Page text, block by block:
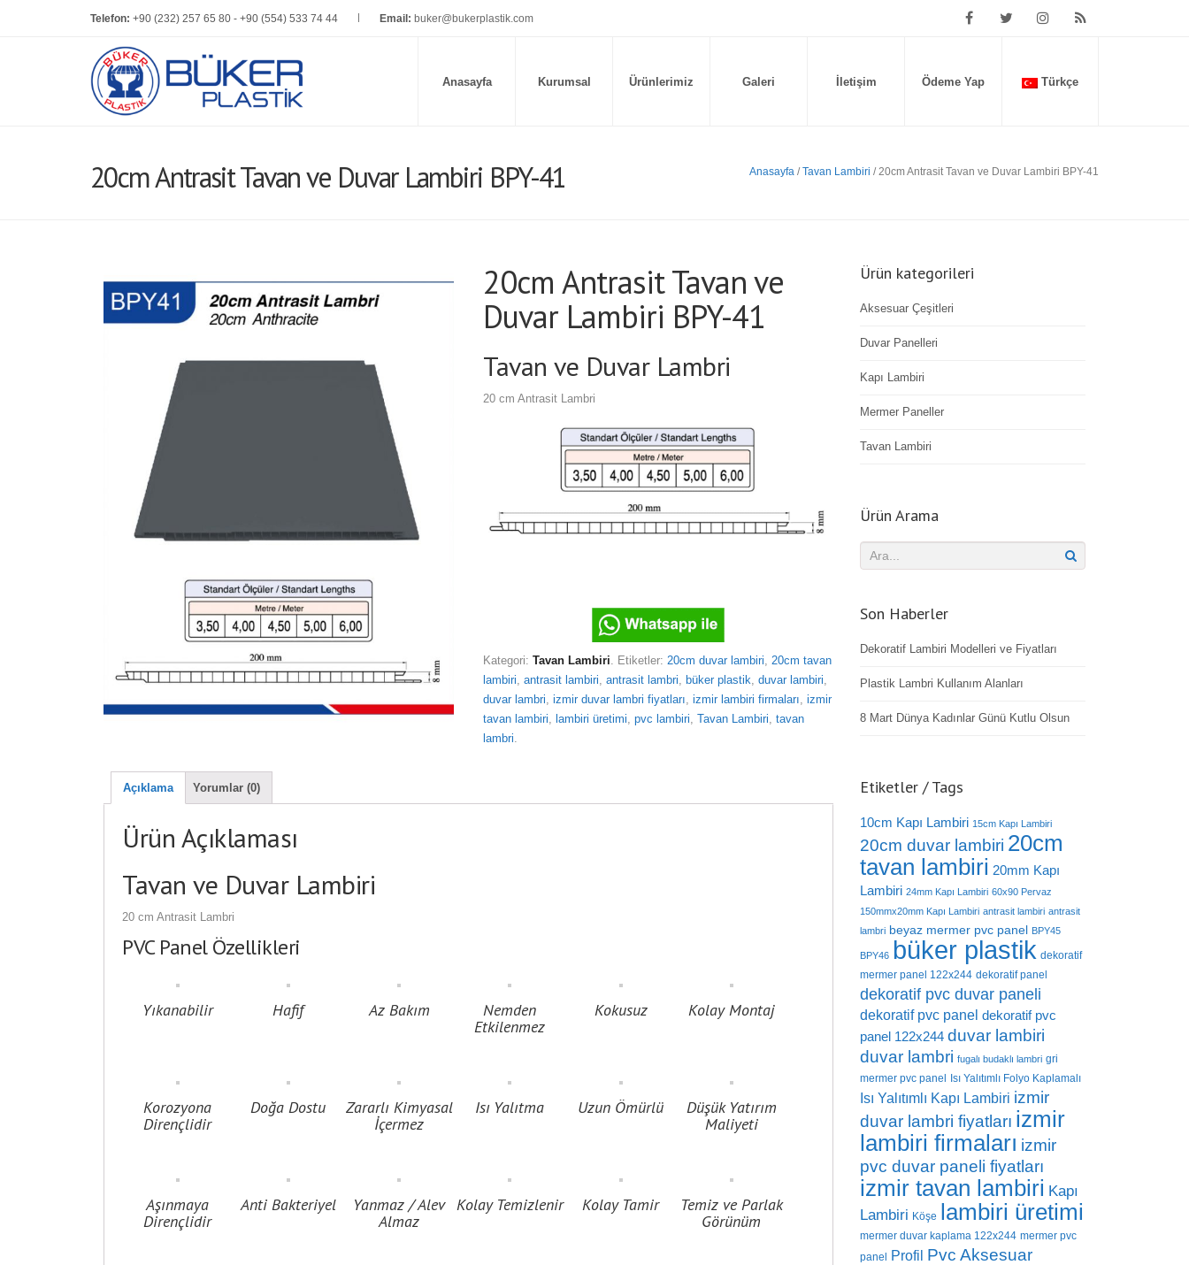
Telefon: +90 (232) 257 65 80 - +90 (554) 533 74 44 Email: buker@bukerplastik.com
Anasayfa Kurumsal Ürünlerimiz Galeri İletişim Ödeme Yap Türkçe
20cm Antrasit Tavan ve Duvar Lambiri BPY-41 Anasayfa /Tavan Lambiri / 20cm Antrasit Tavan ve Duvar Lambiri BPY-41
20cm Antrasit Tavan ve
Duvar Lambiri BPY-41
Tavan ve Duvar Lambri
20 cm Antrasit Lambri
Kategori: Tavan Lambiri. Etiketler: 20cm duvar lambiri, 20cm tavan
lambiri, antrasit lambiri, antrasit lambri, büker plastik, duvar lambiri,
duvar lambri, izmir duvar lambri fiyatları, izmir lambiri firmaları, izmir
tavan lambiri, lambiri üretimi, pvc lambiri, Tavan Lambiri, tavan
lambri.
Açıklama Yorumlar (0)
Ürün Açıklaması
Tavan ve Duvar Lambiri
20 cm Antrasit Lambri
PVC Panel Özellikleri
Yıkanabilir Hafif Az Bakım
Nemden
Etkilenmez
Kokusuz Kolay Montaj
Korozyona
Dirençlidir
Doğa Dostu
Zararlı Kimyasal
İçermez
Isı Yalıtma Uzun Ömürlü
Düşük Yatırım
Maliyeti
Aşınmaya
Dirençlidir
Anti Bakteriyel
Yanmaz / Alev
Almaz
Kolay Temizlenir Kolay Tamir
Temiz ve Parlak
Görünüm
Ürün kategorileri
Aksesuar Çeşitleri
Duvar Panelleri
Kapı Lambiri
Mermer Paneller
Tavan Lambiri
Ürün Arama
Son Haberler
Dekoratif Lambiri Modelleri ve Fiyatları
Plastik Lambri Kullanım Alanları
8 Mart Dünya Kadınlar Günü Kutlu Olsun
Etiketler / Tags
10cm Kapı Lambiri 15cm Kapı Lambiri
20cm duvar lambiri 20cm
tavan lambiri 20mm Kapı
Lambiri 24mm Kapı Lambiri 60x90 Pervaz
150mmx20mm Kapı Lambiri antrasit lambiri antrasit
lambri beyaz mermer pvc panel BPY45
BPY46 büker plastik dekoratif
mermer panel 122x244 dekoratif panel
dekoratif pvc duvar paneli
dekoratif pvc panel dekoratif pvc
panel 122x244 duvar lambiri
duvar lambri fugalı budaklı lambri gri
mermer pvc panel
Isı Yalıtımlı Folyo Kaplamalı
Isı Yalıtımlı Kapı Lambiri izmir
duvar lambri fiyatları izmir
lambiri firmaları izmir
pvc duvar paneli fiyatları
izmir tavan lambiri Kapı
Lambiri Köşe lambiri üretimi
mermer duvar kaplama 122x244 mermer pvc
panel
Profil Pvc Aksesuar